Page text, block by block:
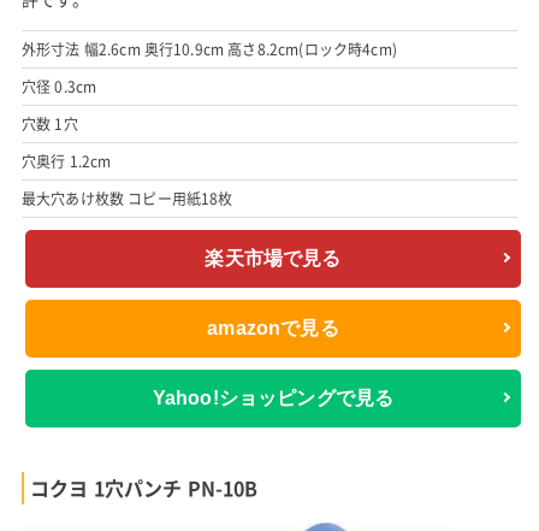
外形寸法 幅2.6cm 奥行10.9cm 高さ8.2cm(ロック時4cm)
穴径 0.3cm
穴数 1穴
穴奥行 1.2cm
最大穴あけ枚数 コピー用紙18枚
楽天市場で見る
amazonで見る
Yahoo!ショッピングで見る
コクヨ 1穴パンチ PN-10B